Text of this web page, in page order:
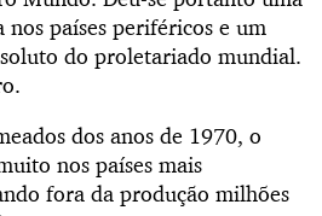
países periféricos e um
do proletariado mundial.
dos anos de 1970, o
nos países mais
fora da produção milhões